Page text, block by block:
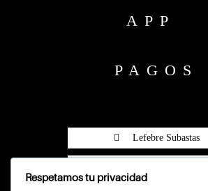
APP
PAGOS
Lefebre Subastas
Respetamos tu privacidad